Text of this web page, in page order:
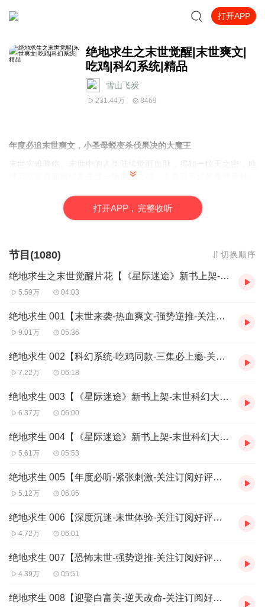
打开APP
绝地求生之末世觉醒|末世爽文|
吃鸡|科幻系统|精品
雪山飞炭
231.44万 8469
年度必追末世爽文，小圣母蜕变杀伐果决的大魔王
球万宰岁月前曾经发生过一场魔神之战，人类只不过是魔神遗种。
爱，却要承受着万宰之前俩族种下的苦果。古翼仰天长啸，
——他能否最终赢得天之娇女的芳心？！
让我们，拭目以待！！！
众大咖倾情演绎，爆炸级后期制作，每天最少更新5集，绝对爽爆你
的大脑！！！
迎娶绝世佳人吧~
打开APP，完整收听
节目(1080) 切换顺序
绝地求生之末世觉醒片花【《星际迷途》新书上架-模式科幻大作-快去搜索订阅追更】
5.59万 04:03
绝地求生 001【末世来袭-热血爽文-强势逆推-关注订阅星评月票点赞男主求助力】
9.01万 05:36
绝地求生 002【科幻系统-吃鸡同款-三集必上瘾-关注订阅星评月票评论点赞求助力】
7.22万 06:18
绝地求生 003【《星际迷途》新书上架-末世科幻大作-快去搜索订阅追更】
6.37万 06:00
绝地求生 004【《星际迷途》新书上架-末世科幻大作-快去搜索订阅追更】
5.61万 05:53
绝地求生 005【年度必听-紧张刺激-关注订阅好评月票点赞求助力】
5.12万 06:05
绝地求生 006【深度沉迷-末世体验-关注订阅好评月票点赞求助力】
4.72万 06:01
绝地求生 007【恐怖末世-强势逆推-关注订阅好评月票点赞求助力】
4.39万 05:51
绝地求生 008【迎娶白富美-逆天改命-关注订阅好评月票点赞求助力】